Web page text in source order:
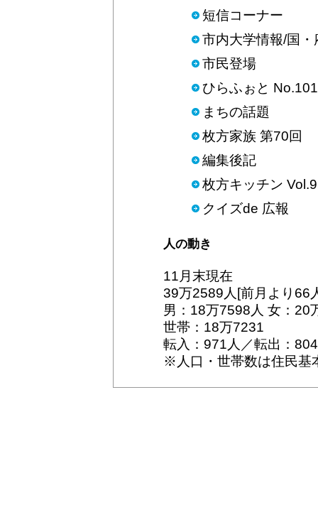
短信コーナー
市内大学情報/国
市民登場
ひらふぉと No.101
まちの話題
枚方家族 第70回
編集後記
枚方キッチン
クイズde 広報
人の動き
11月末現在
39万2589人[前月より66
男：18万7598人 女：20
世帯：18万7231
転入：971人／転出：
※人口・世帯数は住民基